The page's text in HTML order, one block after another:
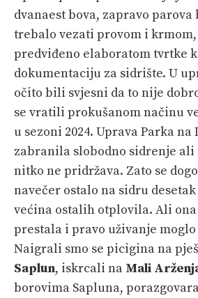
dvanaest bova, zapravo parova
trebalo vezati provom i
predviđeno elaboratom tvrtke
dokumentaciju za sidrište. U
očito bili svjesni da to nije
se vratili prokušanom načinu
u sezoni 2024. Uprava Parka
zabranila slobodno sidrenje ali
nitko ne pridržava. Zato se
navečer ostalo na sidru
većina ostalih otplovila. Ali ona
prestala i pravo uživanje
Naigrali smo se picigina na
Saplun, iskrcali na Mali
borovima Sapluna,